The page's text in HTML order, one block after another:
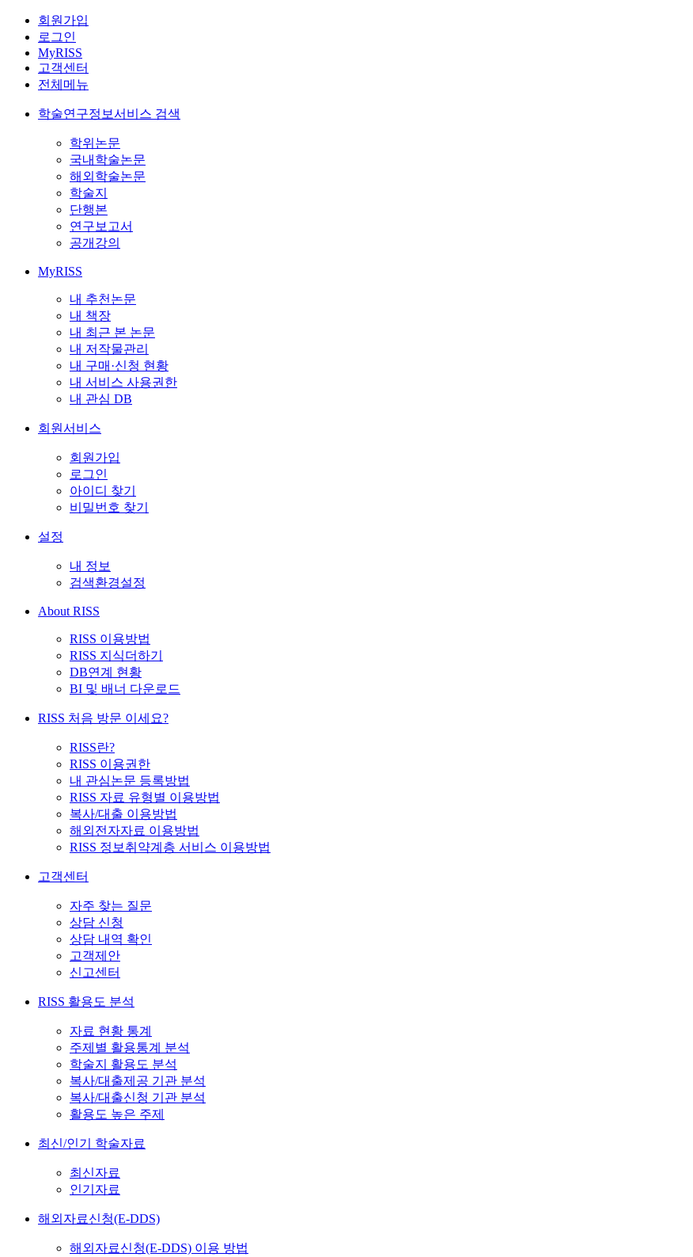
회원가입
로그인
MyRISS
고객센터
전체메뉴
학술연구정보서비스 검색
학위논문
국내학술논문
해외학술논문
학술지
단행본
연구보고서
공개강의
MyRISS
내 추천논문
내 책장
내 최근 본 논문
내 저작물관리
내 구매·신청 현황
내 서비스 사용권한
내 관심 DB
회원서비스
회원가입
로그인
아이디 찾기
비밀번호 찾기
설정
내 정보
검색환경설정
About RISS
RISS 이용방법
RISS 지식더하기
DB연계 현황
BI 및 배너 다운로드
RISS 처음 방문 이세요?
RISS란?
RISS 이용권한
내 관심논문 등록방법
RISS 자료 유형별 이용방법
복사/대출 이용방법
해외전자자료 이용방법
RISS 정보취약계층 서비스 이용방법
고객센터
자주 찾는 질문
상담 신청
상담 내역 확인
고객제안
신고센터
RISS 활용도 분석
자료 현황 통계
주제별 활용통계 분석
학술지 활용도 분석
복사/대출제공 기관 분석
복사/대출신청 기관 분석
활용도 높은 주제
최신/인기 학술자료
최신자료
인기자료
해외자료신청(E-DDS)
해외자료신청(E-DDS) 이용 방법